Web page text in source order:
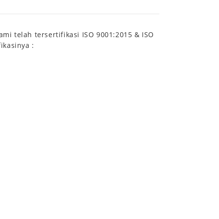
telah tersertifikasi ISO 9001:2015 & ISO
: